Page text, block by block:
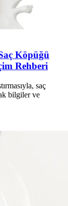
Köpüğü
Rehberi
saç
bilgiler ve